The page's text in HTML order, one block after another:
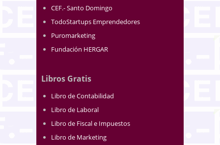
CEF.- Santo Domingo
TodoStartups Emprendedores
Puromarketing
Fundación HERGAR
Libros Gratis
Libro de Contabilidad
Libro de Laboral
Libro de Fiscal e Impuestos
Libro de Marketing